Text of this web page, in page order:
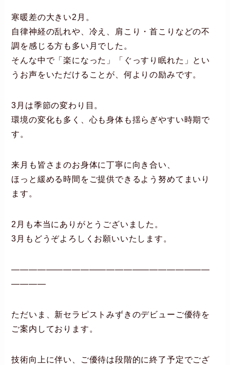
寒暖差の大きい2月。
自律神経の乱れや、冷え、肩こり・首こりなどの不
調を感じる方も多い月でした。
そんな中で「楽になった」「ぐっすり眠れた」とい
うお声をいただけることが、何よりの励みです。
3月は季節の変わり目。
環境の変化も多く、心も身体も揺らぎやすい時期で
す。
来月も皆さまのお身体に丁寧に向き合い、
ほっと緩める時間をご提供できるよう努めてまいり
ます。
2月も本当にありがとうございました。
3月もどうぞよろしくお願いいたします。
―――――――――――――――――――――――
――――
ただいま、新セラピストみずきのデビューご優待を
ご案内しております。
技術向上に伴い、ご優待は段階的に終了予定でござ